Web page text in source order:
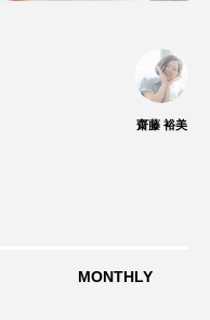
齋藤 裕美
MONTHLY